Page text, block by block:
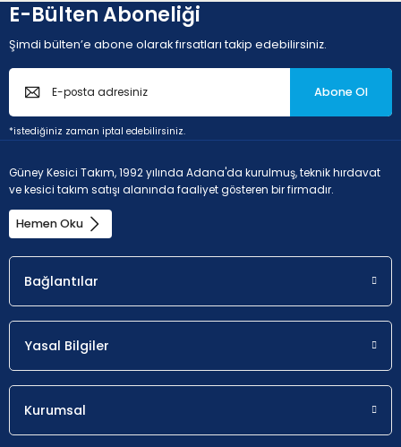
Uygunluk a
Olası seçim.
M - Paslanmaz çelik (korozyona dayanıklı çelikler, krom
oranı > %11
Uygunluk a
0.8 - 3
E-Bülten Aboneliği
Şimdi bülten’e abone olarak fırsatları takip edebilirsiniz.
Abone Ol
*istediğiniz zaman iptal edebilirsiniz.
Güney Kesici Takım, 1992 yılında Adana'da kurulmuş, teknik hırdavat
ve kesici takım satışı alanında faaliyet gösteren bir firmadır.
Hemen Oku
Bağlantılar
Yasal Bilgiler
Kurumsal